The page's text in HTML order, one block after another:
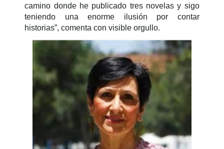
camino donde he publicado tres novelas y sigo
teniendo una enorme ilusión por contar
historias”, comenta con visible orgullo.